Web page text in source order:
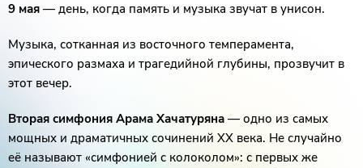
9 мая — день, когда память и музыка звучат в унисон.
Музыка, сотканная из восточного темперамента,
эпического размаха и трагедийной глубины, прозвучит в
этот вечер.
Вторая симфония Арама Хачатуряна — одно из самых
мощных и драматичных сочинений XX века. Не случайно
её называют «симфонией с колоколом»: с первых же